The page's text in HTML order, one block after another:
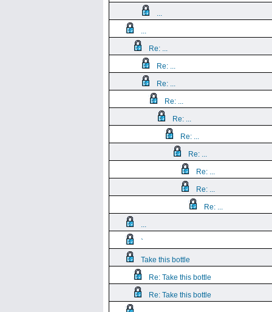
...
...
Re: ...
Re: ...
Re: ...
Re: ...
Re: ...
Re: ...
Re: ...
Re: ...
Re: ...
Re: ...
...
`
Take this bottle
Re: Take this bottle
Re: Take this bottle